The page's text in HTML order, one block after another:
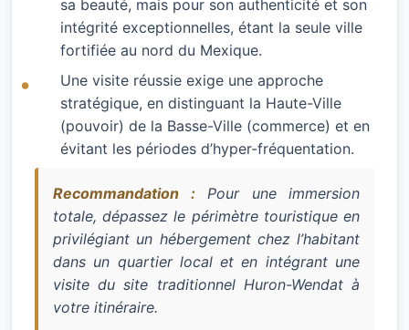
sa beauté, mais pour son authenticité et son
intégrité exceptionnelles, étant la seule ville
fortifiée au nord du Mexique.
Une visite réussie exige une approche
stratégique, en distinguant la Haute-Ville
(pouvoir) de la Basse-Ville (commerce) et en
évitant les périodes d’hyper-fréquentation.
Recommandation :Pour une immersion
totale, dépassez le périmètre touristique en
privilégiant un hébergement chez l’habitant
dans un quartier local et en intégrant une
visite du site traditionnel Huron-Wendat à
votre itinéraire.